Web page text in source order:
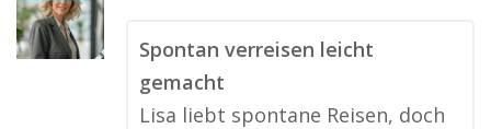
Spontan verreisen leicht
gemacht
Lisa liebt spontane Reisen, doch